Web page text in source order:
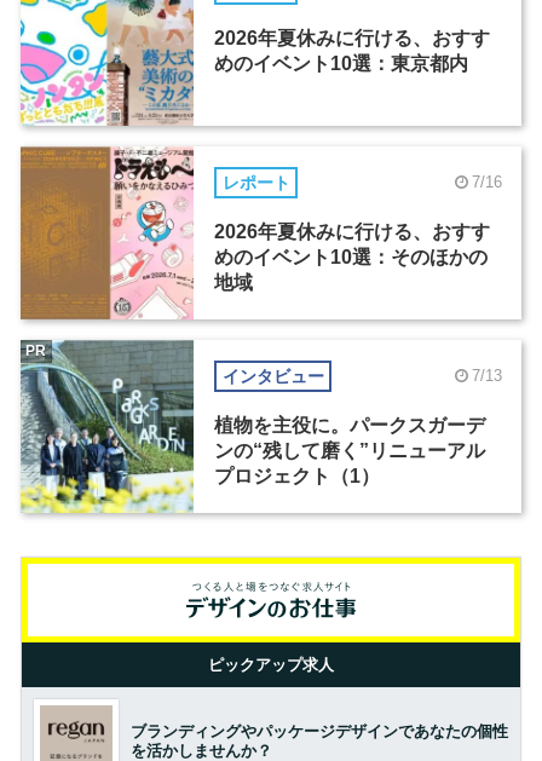
2026年夏休みに行ける、おすす
めのイベント10選：東京都内
レポート 7/16
2026年夏休みに行ける、おすす
めのイベント10選：そのほかの
地域
インタビュー 7/13
植物を主役に。パークスガーデ
ンの“残して磨く”リニューアル
プロジェクト（1）
PR
ピックアップ求人
ブランディングやパッケージデザインであなたの個性
を活かしませんか？